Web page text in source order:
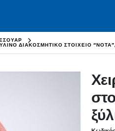
ΔΙΑΚΟΣΜΗΤΙΚΌ ΣΤΟΙΧΕΊΟ